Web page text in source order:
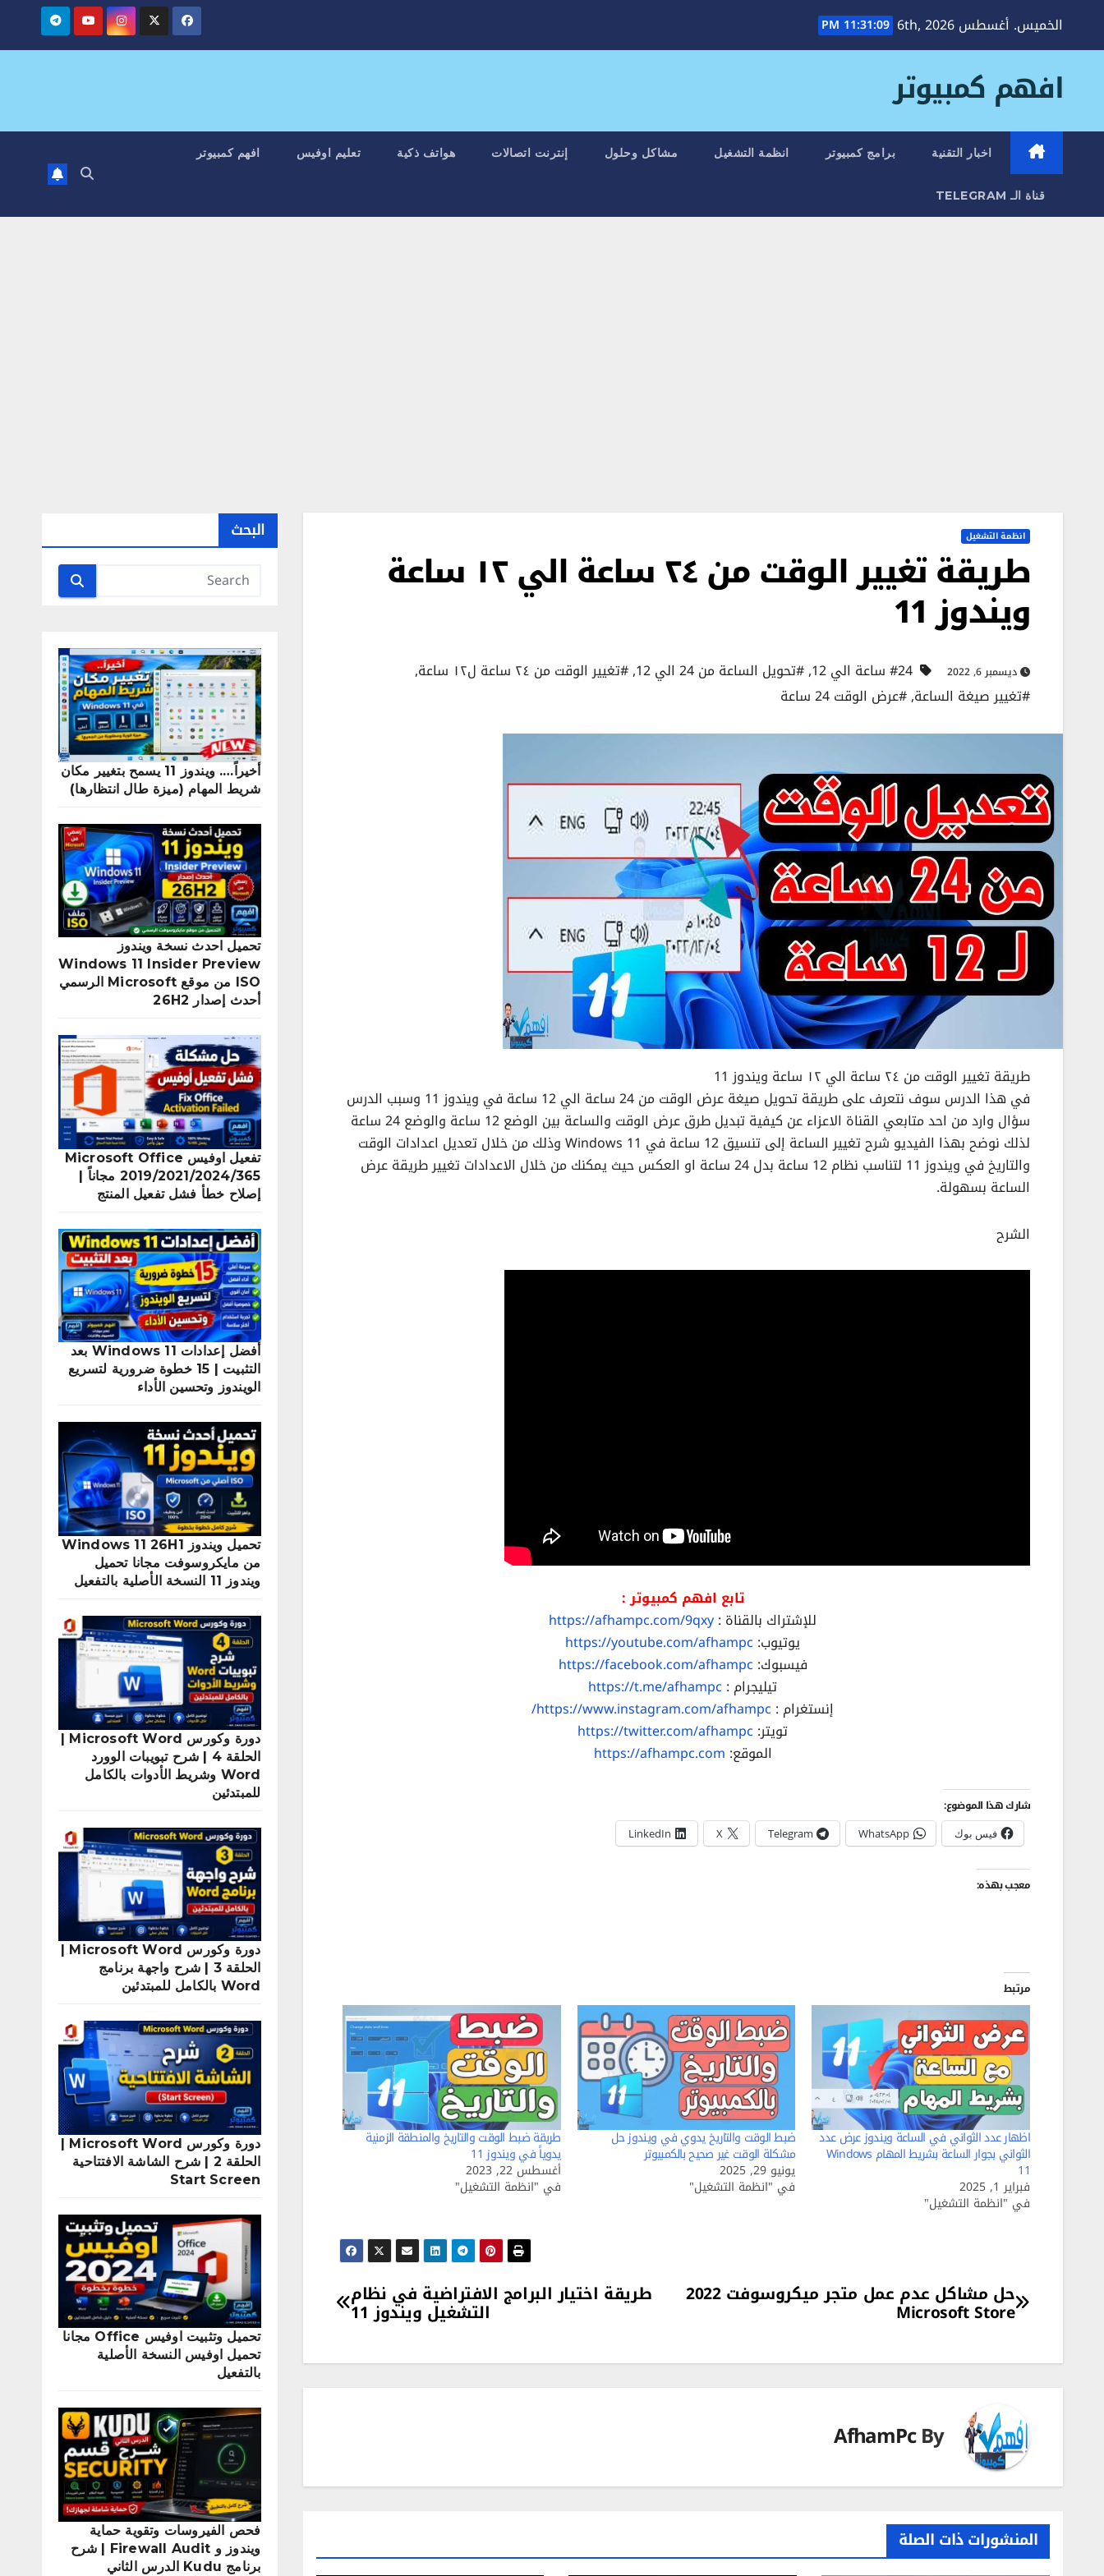
الخميس. أغسطس 6th, 2026 11:31:11 PM
افهم كمبيوتر
اخبار التقنية برامج كمبيوتر انظمة التشغيل مشاكل وحلول إنترنت اتصالات هواتف ذكية تعليم اوفيس افهم كمبيوتر
قناة الـ TELEGRAM
انظمة التشغيل
طريقة تغيير الوقت من ٢٤ ساعة الي ١٢ ساعة
ويندوز 11
ديسمبر 6, 2022 #24 ساعة الي 12 ,#تحويل الساعة من 24 الي 12 ,#تغيير الوقت من ٢٤ ساعة ل١٢ ساعة
,
#تغيير صيغة الساعة,#عرض الوقت 24 ساعة
طريقة تغيير الوقت من ٢٤ ساعة الي ١٢ ساعة ويندوز 11
في هذا الدرس سوف نتعرف على طريقة تحويل صيغة عرض الوقت من 24 ساعة الي 12 ساعة في ويندوز 11 وسبب الدرس
سؤال وارد من احد متابعي القناة الاعزاء عن كيفية تبديل طرق عرض الوقت والساعة بين الوضع 12 ساعة والوضع 24 ساعة
لذلك نوضح بهذا الفيديو شرح تغيير الساعة إلى تنسيق 12 ساعة في Windows 11 وذلك من خلال تعديل اعدادات الوقت
والتاريخ في ويندوز 11 لتناسب نظام 12 ساعة بدل 24 ساعة او العكس حيث يمكنك من خلال الاعدادات تغيير طريقة عرض
الساعة بسهولة.
الشرح
تابع افهم كمبيوتر :
للإشتراك بالقناة :https://afhampc.com/9qxy
يوتيوب: https://youtube.com/afhampc
فيسبوك: https://facebook.com/afhampc
تيليجرام : https://t.me/afhampc
إنستغرام : https://www.instagram.com/afhampc/
تويتر: https://twitter.com/afhampc
الموقع: https://afhampc.com
شارك هذا الموضوع:
فيس بوك WhatsApp
Telegram
X
LinkedIn
معجب بهذه:
مرتبط
اظهار عدد الثواني في الساعة ويندوز عرض عدد
الثواني بجوار الساعة بشريط المهام Windows
11
فبراير 1, 2025
في "انظمة التشغيل"
ضبط الوقت والتاريخ يدوي في ويندوز حل
مشكلة الوقت غير صحيح بالكمبيوتر
يونيو 29, 2025
في "انظمة التشغيل"
طريقة ضبط الوقت والتاريخ والمنطقة الزمنية
يدوياً في ويندوز 11
أغسطس 22, 2023
في "انظمة التشغيل"
تصفّح
المقالات
طريقة اختيار البرامج الافتراضية في نظام
التشغيل ويندوز 11
حل مشاكل عدم عمل متجر ميكروسوفت 2022
Microsoft Store
By
AfhamPc
المنشورات ذات الصلة
البحث
أخيراً…. ويندوز 11 يسمح بتغيير مكان
شريط المهام (ميزة طال انتظارها)
تحميل احدث نسخة ويندوز
Windows 11 Insider Preview
ISO من موقع Microsoft الرسمي
أحدث إصدار 26H2
تفعيل اوفيس Microsoft Office
2019/2021/2024/365 مجاناً |
إصلاح خطأ فشل تفعيل المنتج
أفضل إعدادات Windows 11 بعد
التثبيت | 15 خطوة ضرورية لتسريع
الويندوز وتحسين الأداء
تحميل ويندوز Windows 11 26H1
من مايكروسوفت مجانا تحميل
ويندوز 11 النسخة الأصلية بالتفعيل
دورة وكورس Microsoft Word |
الحلقة 4 | شرح تبويبات الوورد
Word وشريط الأدوات بالكامل
للمبتدئين
الحلقة 3 | شرح واجهة برنامج
Word بالكامل للمبتدئين
دورة وكورس Microsoft Word |
الحلقة 2 | شرح الشاشة الافتتاحية
Start Screen
تحميل وتثبيت اوفيس Office مجانا
تحميل اوفيس النسخة الأصلية
بالتفعيل
فحص الفيروسات وتقوية حماية
ويندوز و Firewall Audit | شرح
برنامج Kudu الدرس الثاني